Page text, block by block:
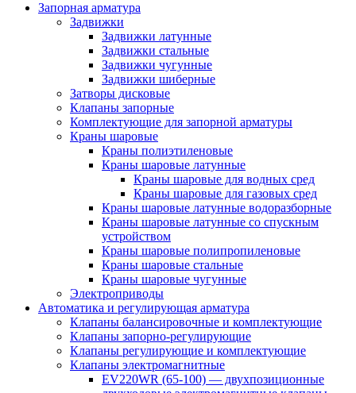
Запорная арматура
Задвижки
Задвижки латунные
Задвижки стальные
Задвижки чугунные
Задвижки шиберные
Затворы дисковые
Клапаны запорные
Комплектующие для запорной арматуры
Краны шаровые
Краны полиэтиленовые
Краны шаровые латунные
Краны шаровые для водных сред
Краны шаровые для газовых сред
Краны шаровые латунные водоразборные
Краны шаровые латунные со спускным
устройством
Краны шаровые полипропиленовые
Краны шаровые стальные
Краны шаровые чугунные
Электроприводы
Автоматика и регулирующая арматура
Клапаны балансировочные и комплектующие
Клапаны запорно-регулирующие
Клапаны регулирующие и комплектующие
Клапаны электромагнитные
EV220WR (65-100) — двухпозиционные